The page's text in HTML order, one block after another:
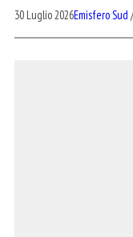
30 Luglio 2026Emisfero Sud